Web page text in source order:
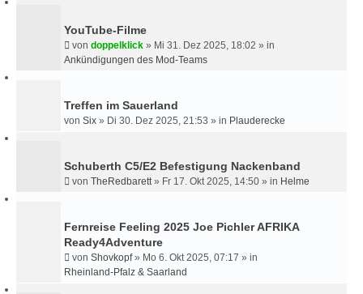
YouTube-Filme
von doppelklick » Mi 31. Dez 2025, 18:02 » in
Ankündigungen des Mod-Teams
Treffen im Sauerland
von Six » Di 30. Dez 2025, 21:53 » in Plauderecke
Schuberth C5/E2 Befestigung Nackenband
von TheRedbarett» Fr 17. Okt 2025, 14:50 » in Helme
Fernreise Feeling 2025 Joe Pichler AFRIKA
Ready4Adventure
von Shovkopf» Mo 6. Okt 2025, 07:17 » in
Rheinland-Pfalz & Saarland